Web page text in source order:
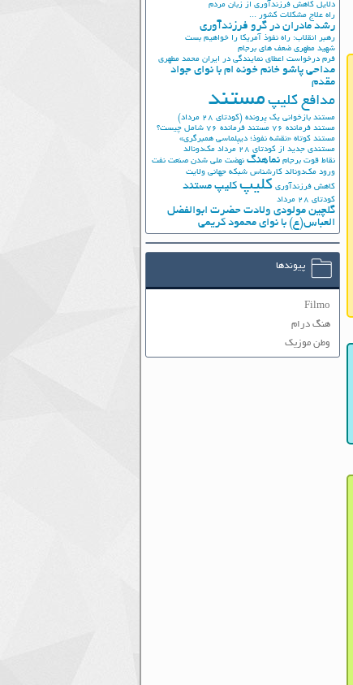
دلایل کاهش فرزندآوری از زبان مردم
راه علاج مشکلات کشور ...
رشد مادران در گرو فرزندآوری
رهبر انقلاب: راه نفوذ آمریکا را خواهیم بست
شهید مطهری ضعف های برجام
فرم درخواست اعطای نمایندگی در ایران محمد مطهری
مداحی پاشو خانم خونه ام با نوای جواد
مقدم
مدافع کلیپ مستند
مستند بازخوانی یک پرونده (کودتای 28 مرداد)
مستند فرمانده 76
مستند فرمانده 76 شامل چیست؟
مستند کوتاه «نقشه نفوذ؛ دیپلماسی همبرگری»
مستندی جدید از کودتای 28 مرداد
مک‌دونالد
نقاط قوت برجام نماهنگ نهضت ملي شدن صنعت نفت
ورود مک‌دونالد کارشناس شبکه جهانی ولایت
کاهش فرزندآوری کلیپ کلیپ مستند
کودتای 28 مرداد
گلچین مولودی ولادت حضرت ابوالفضل
العباس(ع) با نوای محمود کریمی
پیوندها
Filmo
هنگ درام
وطن موزیک